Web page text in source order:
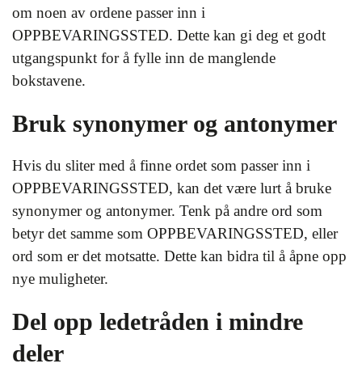
om noen av ordene passer inn i
OPPBEVARINGSSTED. Dette kan gi deg et godt
utgangspunkt for å fylle inn de manglende
bokstavene.
Bruk synonymer og antonymer
Hvis du sliter med å finne ordet som passer inn i
OPPBEVARINGSSTED, kan det være lurt å bruke
synonymer og antonymer. Tenk på andre ord som
betyr det samme som OPPBEVARINGSSTED, eller
ord som er det motsatte. Dette kan bidra til å åpne opp
nye muligheter.
Del opp ledetråden i mindre
deler